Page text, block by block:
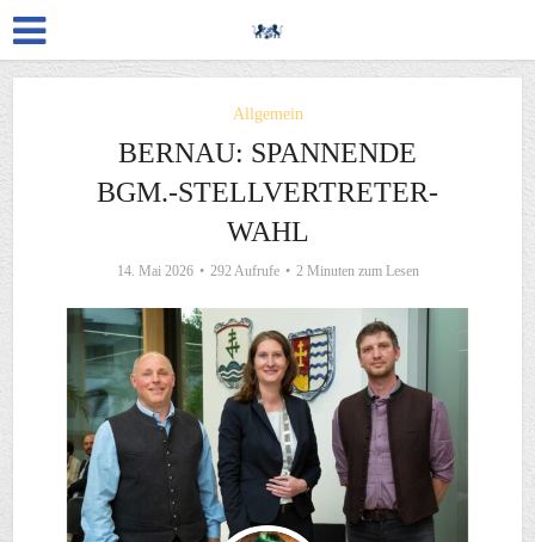
Allgemein
BERNAU: SPANNENDE
BGM.-STELLVERTRETER-
WAHL
14. Mai 2026 292 Aufrufe 2 Minuten zum Lesen